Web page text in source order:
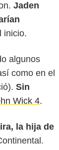
Jaden
inicio.
algunos
como en el
Sin
Wick 4.
la hija de